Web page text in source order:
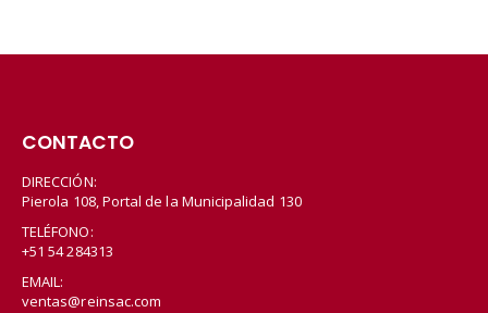
CONTACTO
DIRECCIÓN:
Pierola 108, Portal de la Municipalidad 130
TELÉFONO:
+51 54 284313
EMAIL:
ventas@reinsac.com